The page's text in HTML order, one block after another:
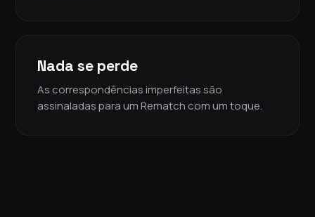
Nada se perde
As correspondências imperfeitas são
assinaladas para um Rematch com um toque.